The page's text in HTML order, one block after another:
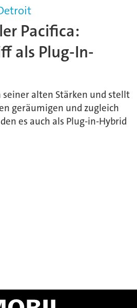
Pacifica:
als Plug-In-
seiner alten Stärken und stellt
geräumigen und zugleich
es auch als Plug-in-Hybrid